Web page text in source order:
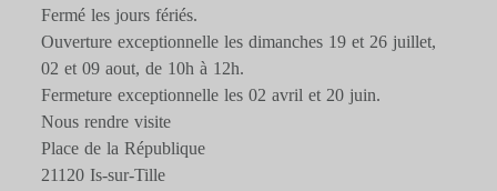
Fermé les jours fériés.
Ouverture exceptionnelle les dimanches 19 et 26 juillet,
02 et 09 aout, de 10h à 12h.
Fermeture exceptionnelle les 02 avril et 20 juin.
Nous rendre visite
Place de la République
21120 Is-sur-Tille